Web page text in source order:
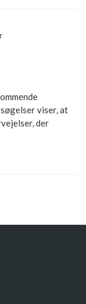
viser, at
der